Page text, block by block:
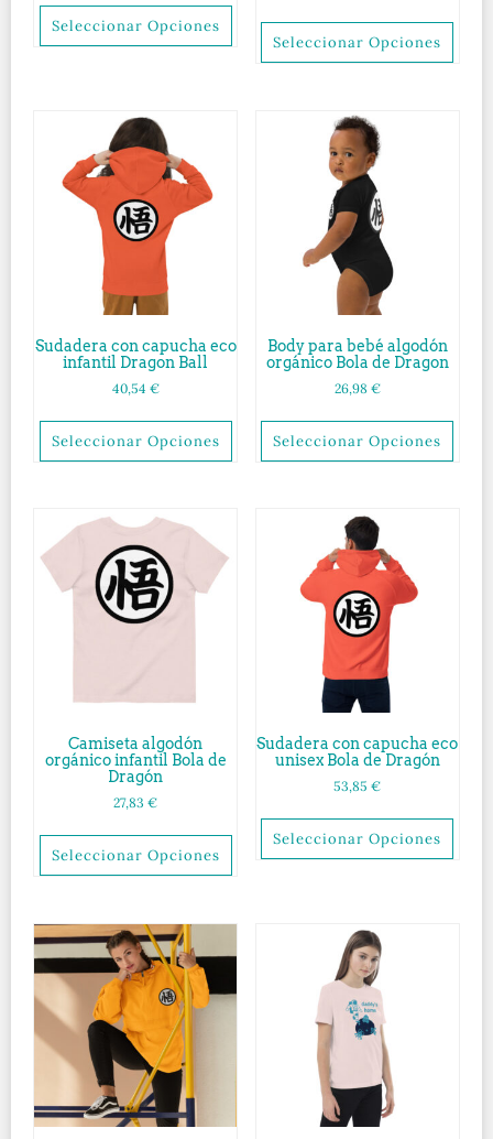
Seleccionar Opciones
Seleccionar Opciones
Sudadera con capucha eco
infantil Dragon Ball
40,54 €
Seleccionar Opciones
Body para bebé algodón
orgánico Bola de Dragon
26,98 €
Seleccionar Opciones
Camiseta algodón
orgánico infantil Bola de
Dragón
27,83€
Seleccionar Opciones
Sudadera con capucha eco
unisex Bola de Dragón
53,85€
Seleccionar Opciones